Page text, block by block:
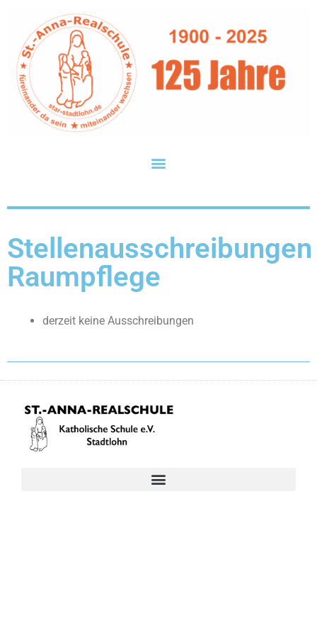
Stellenausschreibungen
Raumpflege
derzeit keine Ausschreibungen